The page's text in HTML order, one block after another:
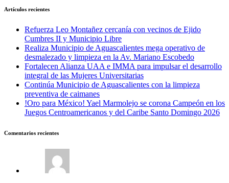
Artículos recientes
Refuerza Leo Montañez cercanía con vecinos de Ejido
Cumbres II y Municipio Libre
Realiza Municipio de Aguascalientes mega operativo de
desmalezado y limpieza en la Av. Mariano Escobedo
Fortalecen Alianza UAA e IMMA para impulsar el desarrollo
integral de las Mujeres Universitarias
Continúa Municipio de Aguascalientes con la limpieza
preventiva de caimanes
!Oro para México! Yael Marmolejo se corona Campeón en los
Juegos Centroamericanos y del Caribe Santo Domingo 2026
Comentarios recientes